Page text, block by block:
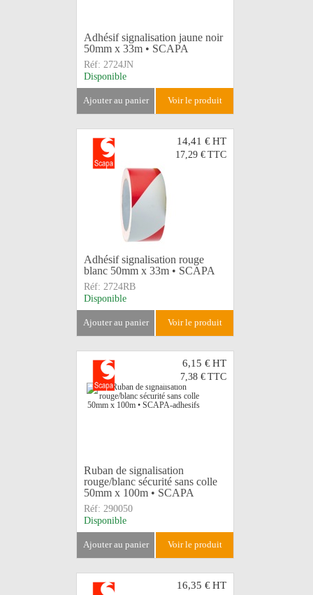
Adhésif signalisation jaune noir
50mm x 33m • SCAPA
Réf: 2724JN
Disponible
ajouter au panier voir le produit
14,41 €HT
17,29 € TTC
Adhésif signalisation rouge
blanc 50mm x 33m • SCAPA
Réf: 2724RB
Disponible
ajouter au panier voir le produit
6,15 €HT
7,38 € TTC
Ruban de signalisation
rouge/blanc sécurité sans colle
50mm x 100m • SCAPA
Réf: 290050
Disponible
ajouter au panier voir le produit
16,35 €HT